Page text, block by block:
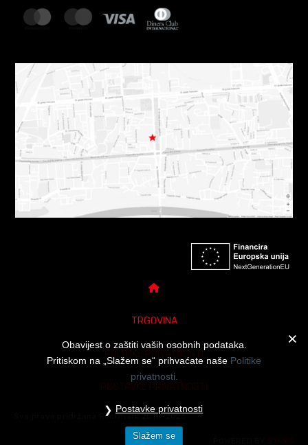
TRGOVINA
Sva prava pridržana Rockmark 2010-2026.
Obavijest o zaštiti vaših osobnih podataka.
Pritiskom na „Slažem se“ prihvaćate naše Politike
privatnosti.
Postavke privatnosti
Slažem se